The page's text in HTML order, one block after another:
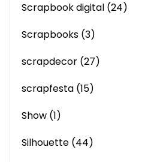
Scrapbook digital (24)
Scrapbooks (3)
scrapdecor (27)
scrapfesta (15)
Show (1)
Silhouette (44)